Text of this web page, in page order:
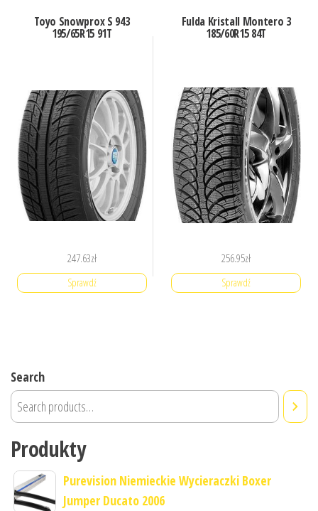
Toyo Snowprox S 943
195/65R15 91T
247.63zł
Sprawdź
Fulda Kristall Montero 3
185/60R15 84T
256.95zł
Sprawdź
Search
Produkty
Purevision Niemieckie Wycieraczki Boxer
Jumper Ducato 2006